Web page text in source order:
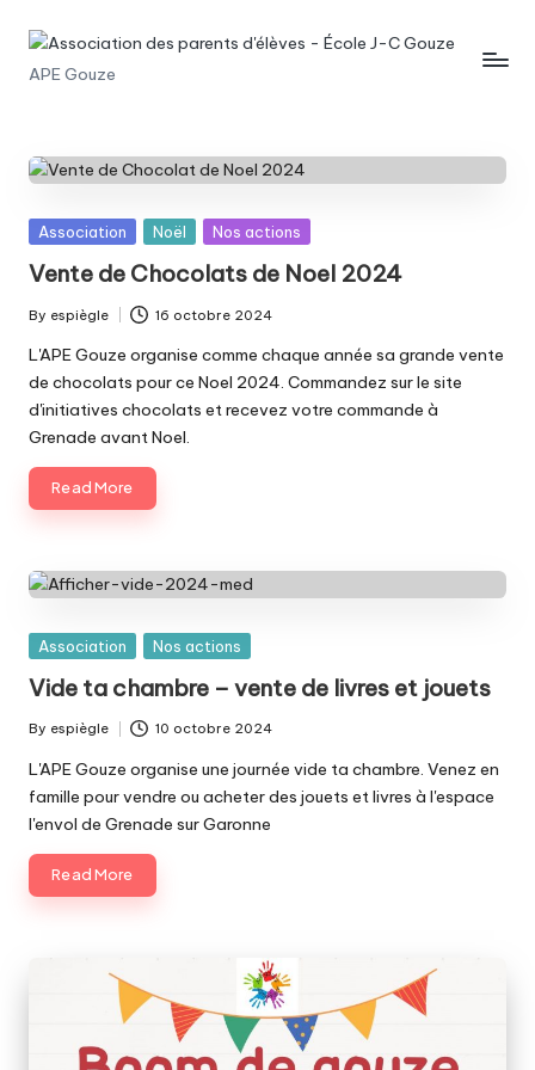
Skip
A
s
c
i
a
ti
o
n
d
s
p
a
r
e
n
t
s
d
'é
APE Gouze
Posted
Association Noël Nos actions
Vente de Chocolats de Noel 2024
Posted
by
By espiègle 16 octobre 2024
L'APE Gouze organise comme chaque année sa grande vente
de chocolats pour ce Noel 2024. Commandez sur le site
d'initiatives chocolats et recevez votre commande à
Grenade avant Noel.
Read More
Posted
Association Nos actions
Vide ta chambre – vente de livres et jouets
Posted
by
By espiègle 10 octobre 2024
L'APE Gouze organise une journée vide ta chambre. Venez en
famille pour vendre ou acheter des jouets et livres à l'espace
l'envol de Grenade sur Garonne
Read More